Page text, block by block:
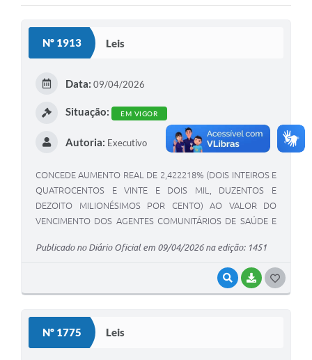
Nº 1913 Leis
VISUALIZAR
BAIXAR
Data: 09/04/2026
Situação: EM VIGOR
Autoria: Executivo
CONCEDE AUMENTO REAL DE 2,422218% (DOIS INTEIROS E
QUATROCENTOS E VINTE E DOIS MIL, DUZENTOS E
DEZOITO MILIONÉSIMOS POR CENTO) AO VALOR DO
VENCIMENTO DOS AGENTES COMUNITÁRIOS DE SAÚDE E
CERRITO – RS.
Publicado no Diário Oficial em 09/04/2026 na edição: 1451
Nº 1775 Leis